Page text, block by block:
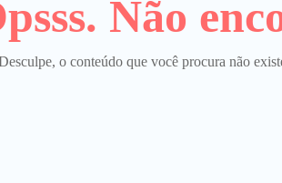
Não
o conteúdo que você procura não